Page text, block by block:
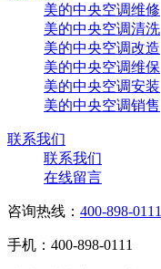
美的中央空调维修
美的中央空调清洗
美的中央空调改造
美的中央空调维保
美的中央空调安装
美的中央空调销售
联系我们
联系我们
在线留言
咨询热线： 400-898-0111
手机：400-898-0111